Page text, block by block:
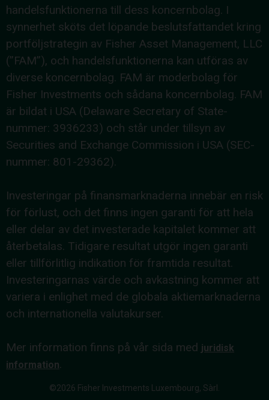
handelsfunktionerna till dess koncernbolag. I
synnerhet sköts det löpande beslutsfattandet kring
portföljstrategin av Fisher Asset Management, LLC
(”FAM”), och handelsfunktionerna kan utföras av
diverse koncernbolag. FAM är moderbolag för
Fisher Investments och sådana koncernbolag. FAM
är bildat i USA (Delaware Secretary of State-
nummer: 3936233) och står under tillsyn av
Securities and Exchange Commission i USA (SEC-
nummer: 801-29362).
Investeringar på finansmarknaderna innebär en risk
för förlust, och det finns ingen garanti för att hela
eller delar av det investerade kapitalet kommer att
återbetalas. Tidigare resultat utgör ingen garanti
eller tillförlitlig indikation för framtida resultat.
Investeringarnas värde och avkastning kommer att
variera i enlighet med de globala aktiemarknaderna
och internationella valutakurser.
Mer information finns på vår sida med juridisk
information.
©2026 Fisher Investments Luxembourg, Sàrl.